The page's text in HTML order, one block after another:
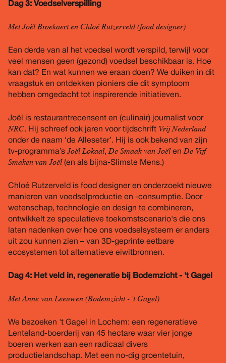
Dag 3: Voedselverspilling
Met Joël Broekaert en Chloé Rutzerveld (food designer)
Een derde van al het voedsel wordt verspild, terwijl voor
veel mensen geen (gezond) voedsel beschikbaar is. Hoe
kan dat? En wat kunnen we eraan doen? We duiken in dit
vraagstuk en ontdekken pioniers die dit symptoom
hebben omgedacht tot inspirerende initiatieven.
Joël is restaurantrecensent en (culinair) journalist voor
NRC. Hij schreef ook jaren voor tijdschrift Vrij Nederland
onder de naam ‘de Alleseter’. Hij is ook bekend van zijn
tv-programma’s Joël Lokaal,De Smaak van Joël enDe Vijf
Smaken van Joël (en als bijna-Slimste Mens.)
Chloé Rutzerveld is food designer en onderzoekt nieuwe
manieren van voedselproductie en -consumptie. Door
wetenschap, technologie en design te combineren,
ontwikkelt ze speculatieve toekomstscenario's die ons
laten nadenken over hoe ons voedselsysteem er anders
uit zou kunnen zien – van 3D-geprinte eetbare
ecosystemen tot alternatieve eiwitbronnen.
Dag 4: Het veld in, regeneratie bij Bodemzicht - 't Gagel
Met Anne van Leeuwen (Bodemzicht - 't Gagel)
We bezoeken 't Gagel in Lochem: een regeneratieve
Lenteland-boerderij van 45 hectare waar vier jonge
boeren werken aan een radicaal divers
productielandschap. Met een no-dig groentetuin,